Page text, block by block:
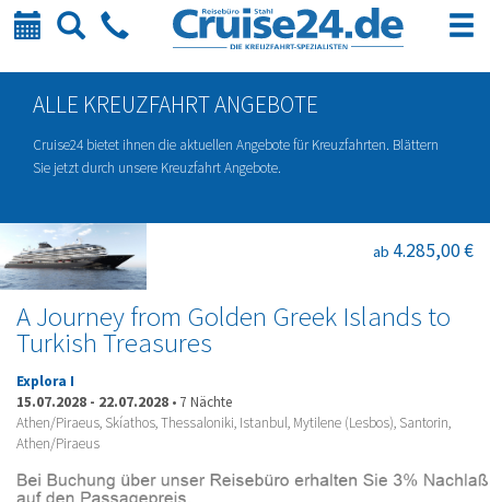
Kalender
SucheTelefon
ALLE KREUZFAHRT ANGEBOTE
Cruise24 bietet ihnen die aktuellen Angebote für Kreuzfahrten. Blättern
Sie jetzt durch unsere Kreuzfahrt Angebote.
A Journey from Golden Greek Islands to
Turkish Treasures
ab 4.285,00 €
Explora I
15.07.2028 - 22.07.2028 • 7 Nächte
Athen/Piraeus, Skíathos, Thessaloniki, Istanbul, Mytilene (Lesbos), Santorin,
Athen/Piraeus